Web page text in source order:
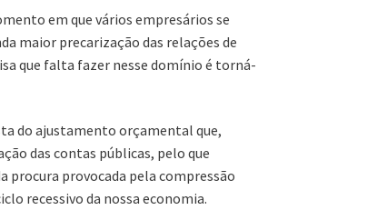
em que vários empresários se
maior precarização das relações de
que falta fazer nesse domínio é torná-
do ajustamento orçamental que,
das contas públicas, pelo que
procura provocada pela compressão
recessivo da nossa economia.